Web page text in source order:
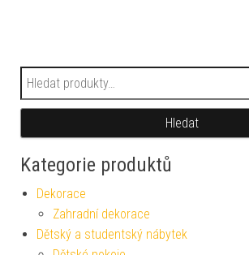
Hledat:
Hledat
Kategorie produktů
Dekorace
Zahradní dekorace
Dětský a studentský nábytek